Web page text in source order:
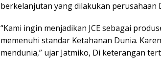
berkelanjutan yang dilakukan perusahaan
“Kami ingin menjadikan JCE sebagai
memenuhi standar Ketahanan Dunia.
mendunia,” ujar Jatmiko, Di keterangan